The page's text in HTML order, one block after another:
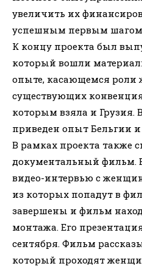
увеличить их
успешным первым
К концу проекта был
который вошли
опыте, касающемся роли
существующих
которым взяла и Грузия.
приведен опыт Бельгии
В рамках проекта также
документальный фильм.
видео-интервью с
из которых попадут в
завершены и фильм
монтажа. Его
сентября. Фильм
который проходят